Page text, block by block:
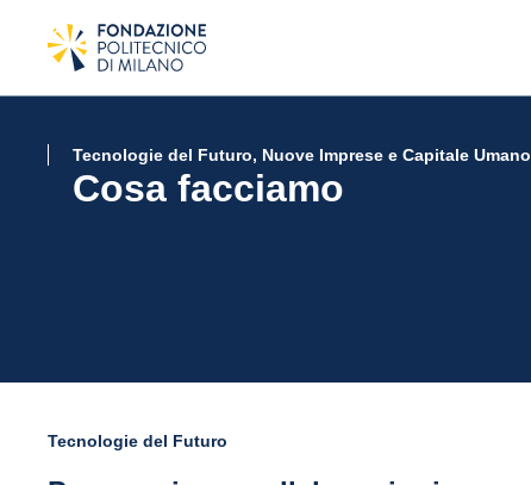
Tecnologie del Futuro, Nuove Imprese e Capitale Umano
Cosa facciamo
Tecnologie del Futuro